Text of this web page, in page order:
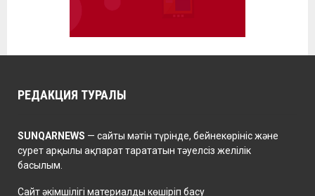
РЕДАКЦИЯ ТУРАЛЫ
SUNQARNEWS — сайты мәтін түрінде, бейнекөрініс және
сурет арқылы ақпарат тарататын тәуелсіз желілік
басылым.
Сайт әкімшілігі материалды көшіріп басу